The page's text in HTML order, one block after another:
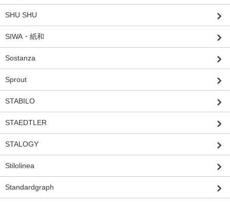
SHU SHU
SIWA・紙和
Sostanza
Sprout
STABILO
STAEDTLER
STALOGY
Stilolinea
Standardgraph